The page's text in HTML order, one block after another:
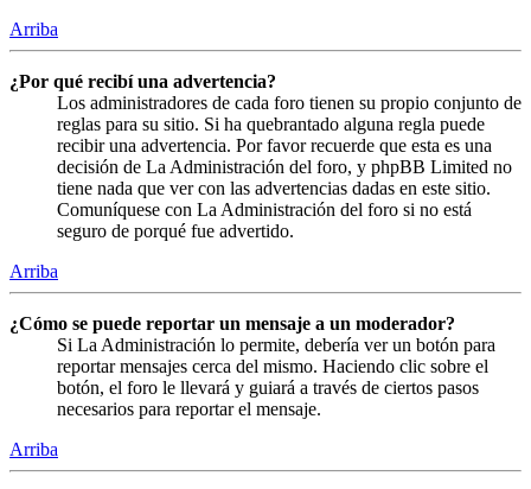
Arriba
¿Por qué recibí una advertencia?
Los administradores de cada foro tienen su propio conjunto de
reglas para su sitio. Si ha quebrantado alguna regla puede
recibir una advertencia. Por favor recuerde que esta es una
decisión de La Administración del foro, y phpBB Limited no
tiene nada que ver con las advertencias dadas en este sitio.
Comuníquese con La Administración del foro si no está
seguro de porqué fue advertido.
Arriba
¿Cómo se puede reportar un mensaje a un moderador?
Si La Administración lo permite, debería ver un botón para
reportar mensajes cerca del mismo. Haciendo clic sobre el
botón, el foro le llevará y guiará a través de ciertos pasos
necesarios para reportar el mensaje.
Arriba